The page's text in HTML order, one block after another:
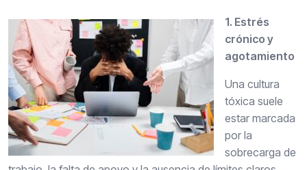
1. Estrés
crónico y
agotamiento
Una cultura
tóxica suele
estar marcada
por la
sobrecarga de